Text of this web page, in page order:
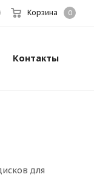
Корзина 0
Контакты
для